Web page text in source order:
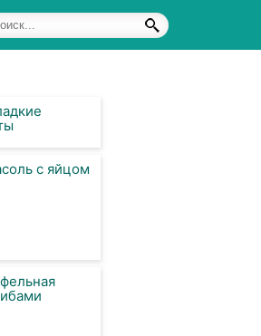
с яйцом